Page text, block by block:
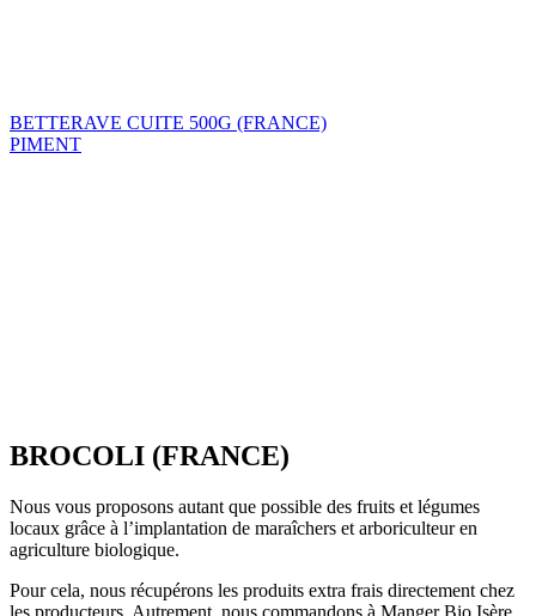
BETTERAVE CUITE 500G (FRANCE)
PIMENT
BROCOLI (FRANCE)
Nous vous proposons autant que possible des fruits et légumes
locaux grâce à l’implantation de maraîchers et arboriculteur en
agriculture biologique.
Pour cela, nous récupérons les produits extra frais directement chez
les producteurs. Autrement, nous commandons à Manger Bio Isère